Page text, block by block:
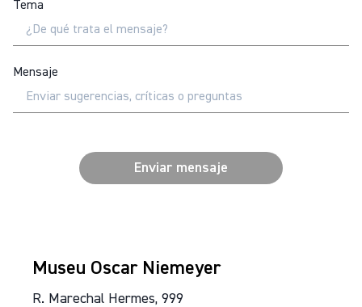
Tema
Mensaje
Enviar mensaje
Museu Oscar Niemeyer
R. Marechal Hermes, 999